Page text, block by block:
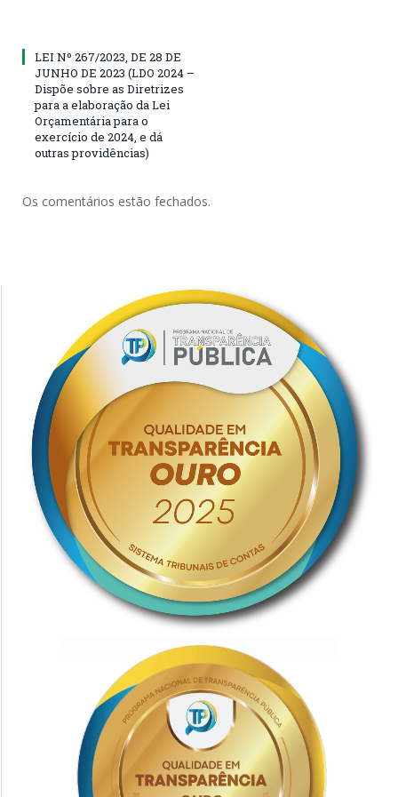
LEI Nº 267/2023, DE 28 DE
JUNHO DE 2023 (LDO 2024 –
Dispõe sobre as Diretrizes
para a elaboração da Lei
Orçamentária para o
exercício de 2024, e dá
outras providências)
Os comentários estão fechados.